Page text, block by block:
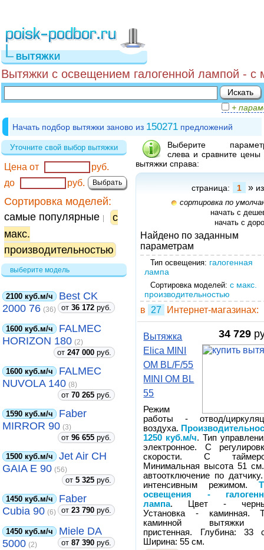
ВЫТЯЖКИ
Вытяжки с освещением галогенной лампой - с
+
Начать подбор вытяжки заново из 150271 предложений
Уточните свой выбор вытяжки
Цена от
руб.
до
руб.
Сортировка моделей:
самые популярные
с
макс.
производительностью
выберите модель
2100 куб.м/ч
Best CK
2000 76 (36) от 36 172 руб.
1600 куб.м/ч
FALMEC
HORIZON 180 (2)
от 247 000 руб.
1600 куб.м/ч
FALMEC
NUVOLA 140 (8)
от 70 265 руб.
1590 куб.м/ч
Faber
MIRROR 90 (3)
от 96 655 руб.
1500 куб.м/ч
Jet Air CH
GAIA E 90 (56)
от 5 325 руб.
1450 куб.м/ч
Faber
Cubia 90 (6) от 23 790 руб.
1450 куб.м/ч
Miele DA
5000 (2) от 87 390 руб.
Выберите
слева и сравните цены
вытяжки справа:
страница: 1 »
сортировка по
начать с
начать с
Найдено по заданным
параметрам
Тип освещения: галогенная
лампа
Сортировка моделей: с макс.
производительностью
в 27 Интернет-магазинах:
34 729
Вытяжка
Elica MINI
OM BL/F/55
MINI OM BL
55
Режим
работы - отвод/
воздуха.
1250 куб.м/ч. Тип
электронное. С
скорости. С
Минимальная высота 51
автоотключение по
интенсивным режимом.
освещения -
лампа. Цвет -
Установка - каминная.
каминной
пристенная. Глубина: 33
Ширина: 55 см.